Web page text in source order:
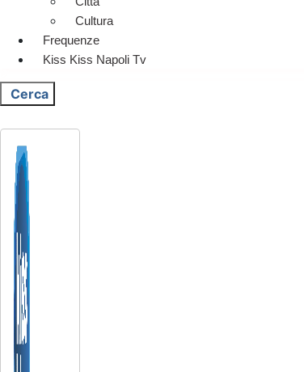
Cultura
Frequenze
Kiss Kiss Napoli Tv
Cerca